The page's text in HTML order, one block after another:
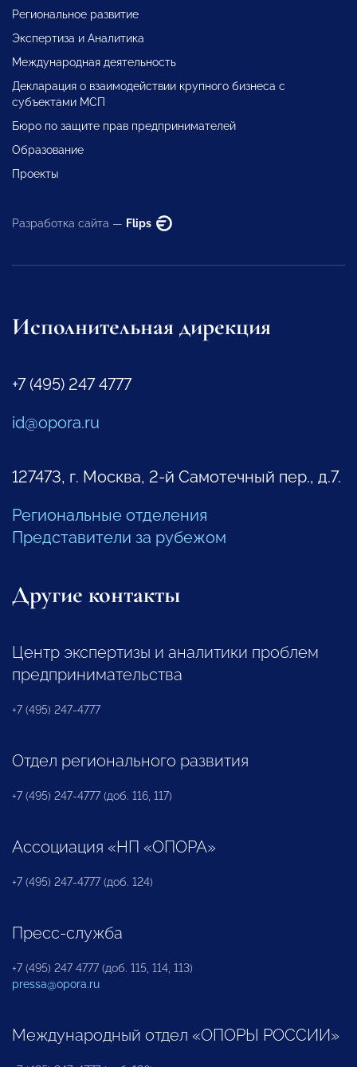
Региональное развитие
Экспертиза и Аналитика
Международная деятельность
Декларация о взаимодействии крупного бизнеса с
субъектами МСП
Бюро по защите прав предпринимателей
Образование
Проекты
Разработка сайта — Flips
Исполнительная дирекция
+7 (495) 247 4777
id@opora.ru
127473, г. Москва, 2-й Самотечный пер., д.7.
Региональные отделения
Представители за рубежом
Другие контакты
Центр экспертизы и аналитики проблем
предпринимательства
+7 (495) 247-4777
Отдел регионального развития
+7 (495) 247-4777 (доб. 116, 117)
Ассоциация «НП «ОПОРА»
+7 (495) 247-4777 (доб. 124)
Пресс-служба
+7 (495) 247 4777 (доб. 115, 114, 113)
pressa@opora.ru
Международный отдел «ОПОРЫ РОССИИ»